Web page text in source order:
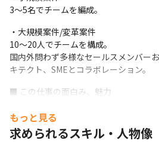
3～5名でチームを編成。
・大規模案件/変革案件
10～20人でチームを構成。
国内外問わず多様なセールスメンバー
キテクト、SMEとコラボレーション。
■ この仕事の面白み、魅力
があります
・複数のソリューションを掛け合わせ
きます
もっと見る
求められるスキル・人物像